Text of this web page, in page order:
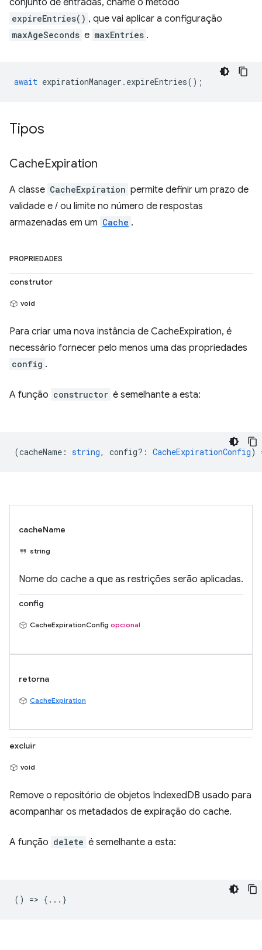
conjunto de entradas, chame o método
expireEntries() , que vai aplicar a configuração
maxAgeSeconds e maxEntries .
await expirationManager . expireEntries();
Tipos
CacheExpiration
A classe CacheExpiration permite definir um prazo de
validade e / ou limite no número de respostas
armazenadas em um Cache .
PROPRIEDADES
construtor
void
Para criar uma nova instância de CacheExpiration, é
necessário fornecer pelo menos uma das propriedades
config .
A função constructor é semelhante a esta:
(cacheName : string, config? : CacheExpirationConfig)
cacheName
string
Nome do cache a que as restrições serão aplicadas.
config
CacheExpirationConfig opcional
retorna
CacheExpiration
excluir
void
Remove o repositório de objetos IndexedDB usado para
acompanhar os metadados de expiração do cache.
A função delete é semelhante a esta:
() => {...}